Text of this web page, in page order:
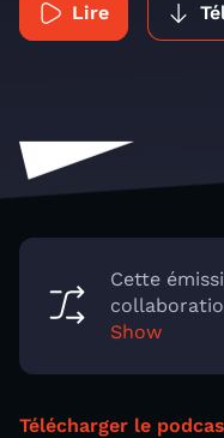
Lire
Cette
Show
Télécharger le